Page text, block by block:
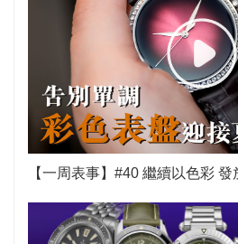
【一周表事】#40 繼續以色彩 發